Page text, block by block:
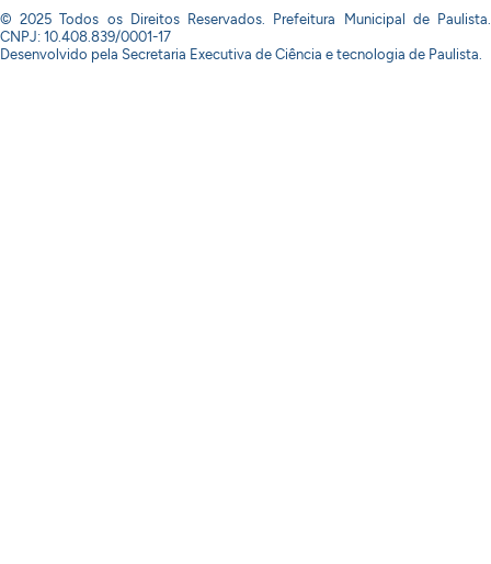
© 2025 Todos os Direitos Reservados. Prefeitura Municipal de Paulista.
CNPJ: 10.408.839/0001-17
Desenvolvido pela Secretaria Executiva de Ciência e tecnologia de Paulista.